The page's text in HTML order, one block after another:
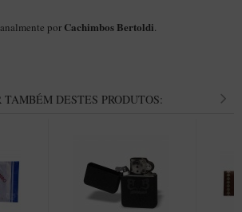
por Cachimbos Bertoldi.
TAMBÉM DESTES PRODUTOS: